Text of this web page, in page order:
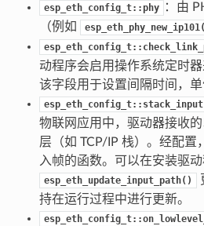
esp_eth_config_t::phy
：由
（例如
动程序会启用操作系统定时器
该字段用于设置间隔时间，单
esp_eth_config_t::stack_input
物联网应用中，驱动器接收
层（如 TCP/IP 栈）。经配置
入帧的函数。可以在安装驱
esp_eth_update_input_path()
持在运行过程中进行更新。